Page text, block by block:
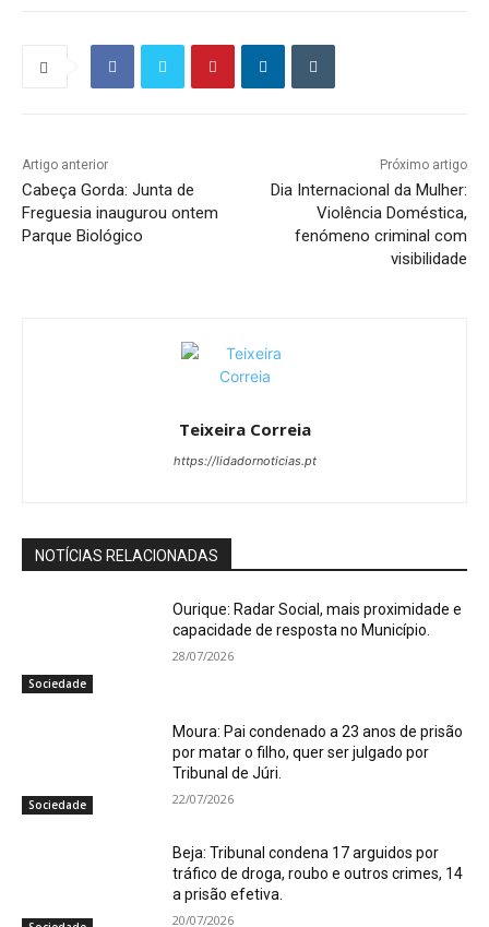
Artigo anterior
Cabeça Gorda: Junta de
Freguesia inaugurou ontem
Parque Biológico
Próximo artigo
Dia Internacional da Mulher:
Violência Doméstica,
fenómeno criminal com
visibilidade
Teixeira Correia
https://lidadornoticias.pt
NOTÍCIAS RELACIONADAS
Sociedade
Ourique: Radar Social, mais proximidade e
capacidade de resposta no Município.
28/07/2026
Sociedade
Moura: Pai condenado a 23 anos de prisão
por matar o filho, quer ser julgado por
Tribunal de Júri.
22/07/2026
Beja: Tribunal condena 17 arguidos por
tráfico de droga, roubo e outros crimes, 14
a prisão efetiva.
20/07/2026